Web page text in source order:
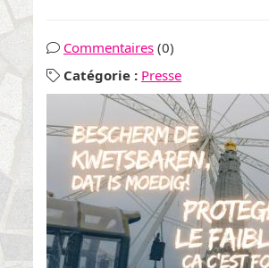
Commentaires (0)
Catégorie : Presse